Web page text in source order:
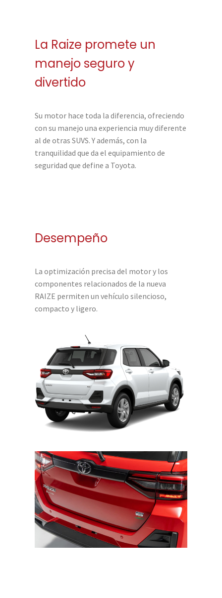
La Raize promete un
manejo seguro y
divertido
Su motor hace toda la diferencia, ofreciendo
con su manejo una experiencia muy diferente
al de otras SUVS. Y además, con la
tranquilidad que da el equipamiento de
seguridad que define a Toyota.
Desempeño
La optimización precisa del motor y los
componentes relacionados de la nueva
RAIZE permiten un vehículo silencioso,
compacto y ligero.